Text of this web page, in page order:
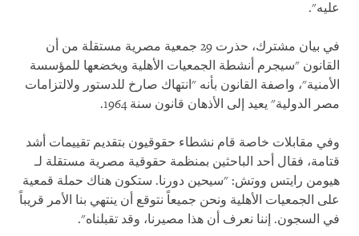
عليه".
في بيان مشترك، حذرت 29 جمعية مصرية مستقلة من أن
القانون "سيجرم أنشطة الجمعيات الأهلية ويخضعها للمؤسسة
الأمنية"، واصفة القانون بأنه "انتهاك صارخ للدستور ولالتزامات
مصر الدولية" يعيد إلى الأذهان قانون سنة 1964.
وفي مقابلات خاصة قام نشطاء حقوقيون بتقديم تقييمات أشد
قتامة، فقال أحد الباحثين بمنظمة حقوقية مصرية مستقلة لـ
هيومن رايتس ووتش: "سيحين دورنا. ستكون هناك حملة قمعية
على الجمعيات الأهلية ونحن جميعاً نتوقع أن ينتهي بنا الأمر قريباً
في السجون. إننا نعرف أن هذا مصيرنا، وقد تقبلناه".